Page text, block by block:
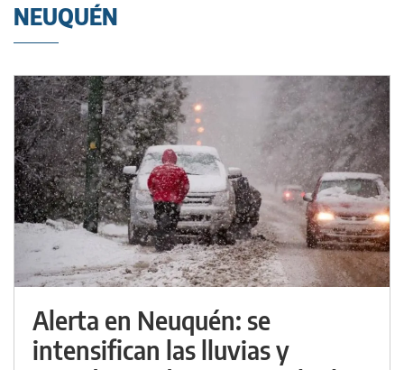
NEUQUÉN
Alerta en Neuquén: se
intensifican las lluvias y